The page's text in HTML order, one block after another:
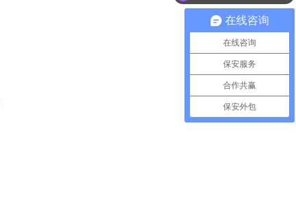
在线咨询
在线咨询
保安服务
合作共赢
保安外包